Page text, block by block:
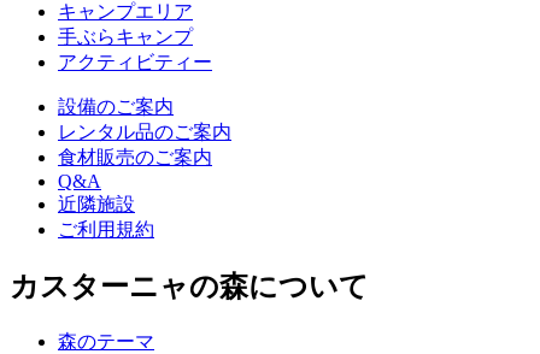
キャンプエリア
手ぶらキャンプ
アクティビティー
設備のご案内
レンタル品のご案内
食材販売のご案内
Q&A
近隣施設
ご利用規約
カスターニャの森について
森のテーマ